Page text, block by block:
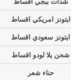
ايتونز امريكي اقساط
ايتونز سعودي اقساط
شحن يلا لودو اقساط
حناء شعر